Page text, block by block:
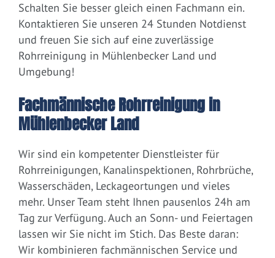
Schalten Sie besser gleich einen Fachmann ein.
Kontaktieren Sie unseren 24 Stunden Notdienst
und freuen Sie sich auf eine zuverlässige
Rohrreinigung in Mühlenbecker Land und
Umgebung!
Fachmännische Rohrreinigung in
Mühlenbecker Land
Wir sind ein kompetenter Dienstleister für
Rohrreinigungen, Kanalinspektionen, Rohrbrüche,
Wasserschäden, Leckageortungen und vieles
mehr. Unser Team steht Ihnen pausenlos 24h am
Tag zur Verfügung. Auch an Sonn- und Feiertagen
lassen wir Sie nicht im Stich. Das Beste daran:
Wir kombinieren fachmännischen Service und